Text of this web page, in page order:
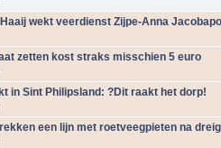
wekt veerdienst Zijpe-Anna
zetten kost straks misschien 5 euro
in Sint Philipsland: ?Dit raakt het dorp!
een lijn met roetveegpieten na